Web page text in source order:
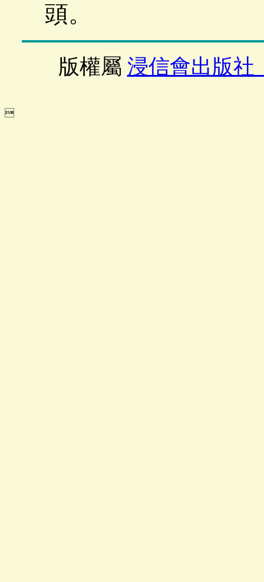
頭。
版權屬 浸信會出版社
